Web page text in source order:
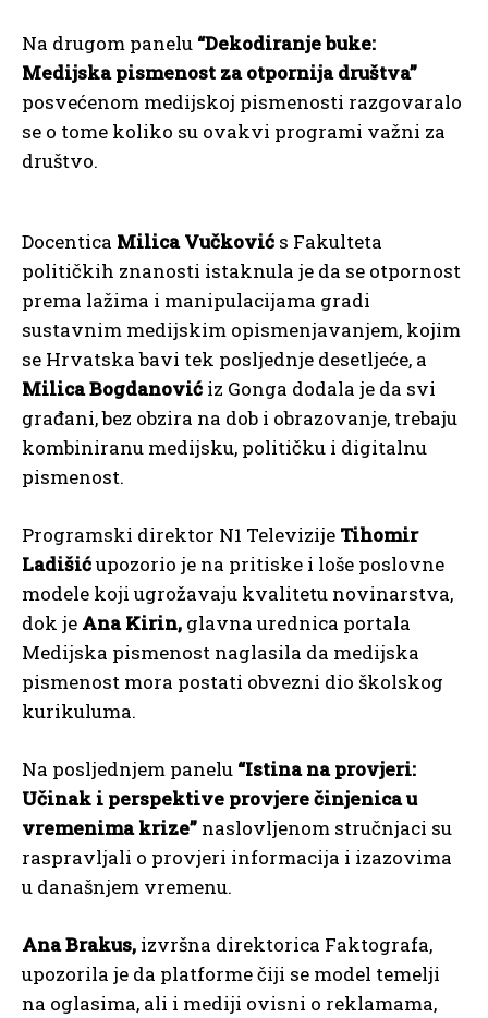
Na drugom panelu “Dekodiranje buke:
Medijska pismenost za otpornija društva”
posvećenom medijskoj pismenosti razgovaralo
se o tome koliko su ovakvi programi važni za
društvo.
Docentica Milica Vučković s Fakulteta
političkih znanosti istaknula je da se otpornost
prema lažima i manipulacijama gradi
sustavnim medijskim opismenjavanjem, kojim
se Hrvatska bavi tek posljednje desetljeće, a
Milica Bogdanović iz Gonga dodala je da svi
građani, bez obzira na dob i obrazovanje, trebaju
kombiniranu medijsku, političku i digitalnu
pismenost.
Programski direktor N1 Televizije Tihomir
Ladišićupozorio je na pritiske i loše poslovne
modele koji ugrožavaju kvalitetu novinarstva,
dok je Ana Kirin, glavna urednica portala
Medijska pismenost naglasila da medijska
pismenost mora postati obvezni dio školskog
kurikuluma.
Na posljednjem panelu “Istina na provjeri:
Učinak i perspektive provjere činjenica u
vremenima krize” naslovljenom stručnjaci su
raspravljali o provjeri informacija i izazovima
u današnjem vremenu.
Ana Brakus, izvršna direktorica Faktografa,
upozorila je da platforme čiji se model temelji
na oglasima, ali i mediji ovisni o reklamama,